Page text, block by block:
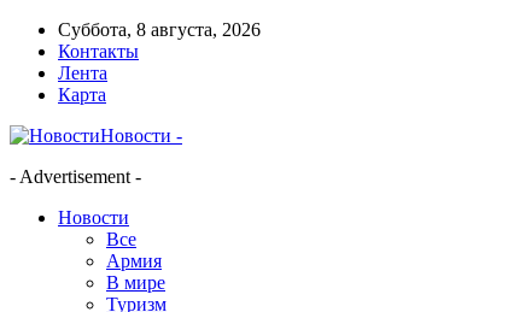
Суббота, 8 августа, 2026
Контакты
Лента
Карта
Новости -
- Advertisement -
Новости
Все
Армия
В мире
Туризм